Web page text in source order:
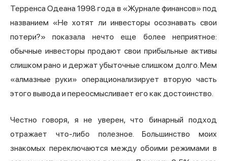
Терренса Одеана 1998 года в «Журнале финансов» под
названием «Не хотят ли инвесторы осознавать свои
потери?» показала нечто еще более неприятное:
обычные инвесторы продают свои прибыльные активы
слишком рано и держат убыточные слишком долго. Мем
«алмазные руки» операционализирует вторую часть
этого вывода и переосмысливает его как достоинство.
Честно говоря, я не уверен, что бинарный подход
отражает что-либо полезное. Большинство моих
знакомых переключаются между обоими режимами в